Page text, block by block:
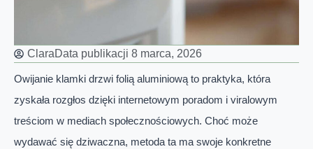
ClaraData publikacji 8 marca, 2026
Owijanie klamki drzwi folią aluminiową to praktyka, która
zyskała rozgłos dzięki internetowym poradom i viralowym
treściom w mediach społecznościowych. Choć może
wydawać się dziwaczna, metoda ta ma swoje konkretne